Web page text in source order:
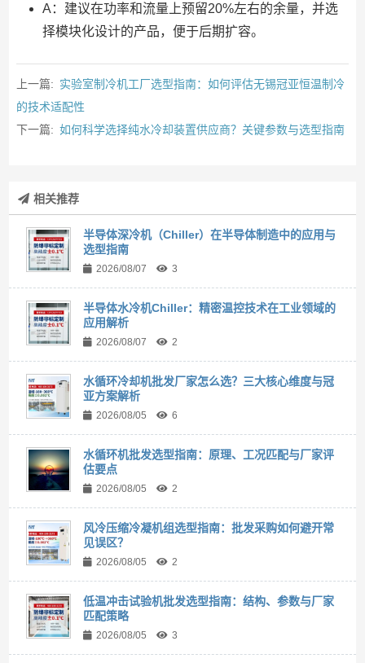
A：建议在功率和流量上预留20%左右的余量，并选
择模块化设计的产品，便于后期扩容。
上一篇: 实验室制冷机工厂选型指南：如何评估无锡冠亚恒温制冷
的技术适配性
下一篇: 如何科学选择纯水冷却装置供应商？关键参数与选型指南
相关推荐
‌半导体深冷机（Chiller）在半导体制造中的应用与
选型指南
2026/08/07 3
半导体水冷机Chiller：精密温控技术在工业领域的
应用解析
2026/08/07 2
水循环冷却机批发厂家怎么选？三大核心维度与冠
亚方案解析
2026/08/05 6
水循环机批发选型指南：原理、工况匹配与厂家评
估要点
2026/08/05 2
风冷压缩冷凝机组选型指南：批发采购如何避开常
见误区？
2026/08/05 2
低温冲击试验机批发选型指南：结构、参数与厂家
匹配策略
2026/08/05 3